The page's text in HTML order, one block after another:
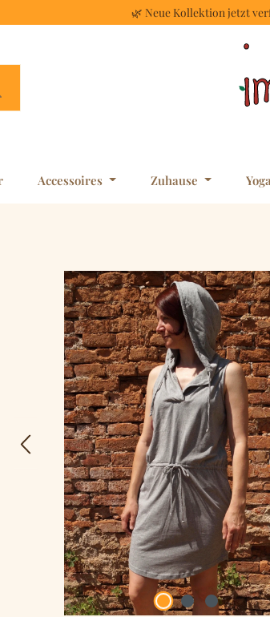
🌿 Neue Kollektion jetzt
Accessoires Zuhause Yoga